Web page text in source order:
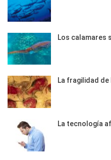
Los calamares
La fragilidad
La tecnología